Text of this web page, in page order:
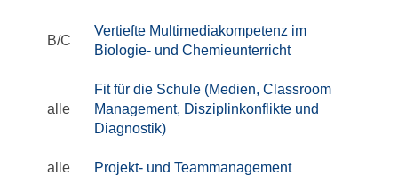
B/C
Vertiefte Multimediakompetenz im
Biologie- und Chemieunterricht
alle
Fit für die Schule (Medien, Classroom
Management, Disziplinkonflikte und
Diagnostik)
alle Projekt- und Teammanagement